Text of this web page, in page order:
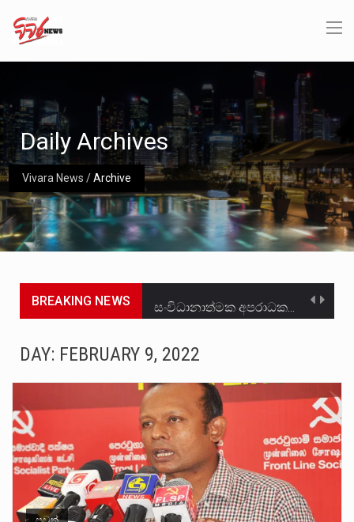
Vivara News /Archive
Daily Archives
BREAKING NEWS
අගෝස්තු මස දෙවන ඉරිදා ලිට් රූම් සූම් සංවාදය පැවැත්වෙන්නේ "කතා කරන මහ වැව" නම් නකතාවක්…
ලාල් කාන්ත ඇමතිවරයා අධිකරණ විනිශ්චයකාරවරුන්ගේ විශ්‍රාම යෑමේ වයස සම්බන්ධයෙන් නිහඬව සිටින ලෙස තමාට දැනුම් දුන්…
DAY: FEBRUARY 9, 2022